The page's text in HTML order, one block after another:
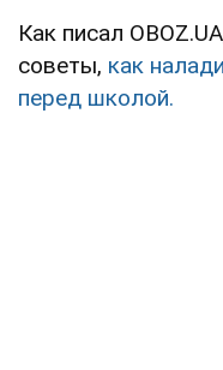
Как писал
советы, как
перед школой.